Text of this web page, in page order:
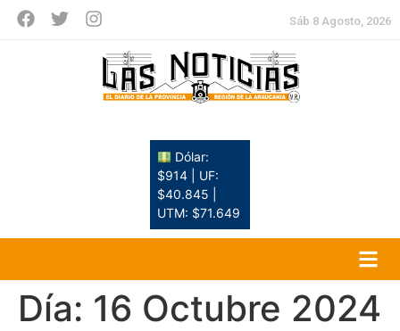
Sáb 8 Agosto, 2026
Dólar:
$914 | UF:
$40.845 |
UTM: $71.649
Día: 16 Octubre 2024